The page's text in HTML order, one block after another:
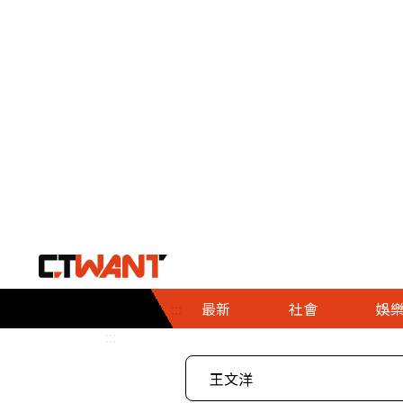
::: 最新 社會
社會首頁
時事
娛樂
娛樂首頁
即時
專題
財經首頁
熱線
３Ｃ
政